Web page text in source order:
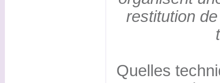
restitution
Quelles